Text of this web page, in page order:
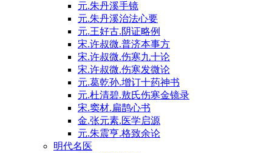
元.朱丹溪手镜
元.朱丹溪治法心要
元.王好古.阴证略例
宋.许叔微.普济本事方
宋.许叔微.伤寒九十论
宋.许叔微.伤寒发微论
元.葛乾孙.增订十药神书
元.杜清碧.敖氏伤寒金镜录
宋.窦材.扁鹊心书
金.张元素.医学启源
元.朱震亨.格致余论
明代名医